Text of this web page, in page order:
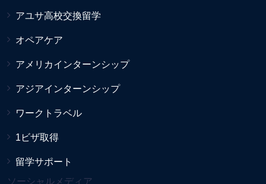
アユサ高校交換留学
オペアケア
アメリカインターンシップ
アジアインターンシップ
ワークトラベル
1ビザ取得
留学サポート
ソーシャルメディア